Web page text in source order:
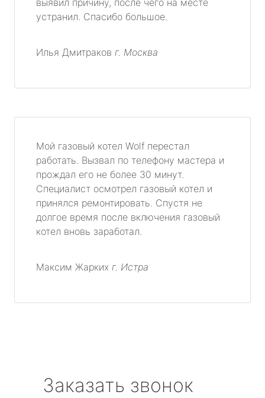
выявил причину, после чего на месте
устранил. Спасибо большое.
Илья Дмитраков г. Москва
Мой газовый котел Wolf перестал
работать. Вызвал по телефону мастера и
прождал его не более 30 минут.
Специалист осмотрел газовый котел и
принялся ремонтировать. Спустя не
долгое время после включения газовый
котел вновь заработал.
Максим Жарких г. Истра
Заказать звонок